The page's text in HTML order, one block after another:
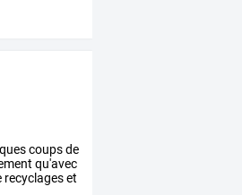
coupsde
qu'avec
recyclageset